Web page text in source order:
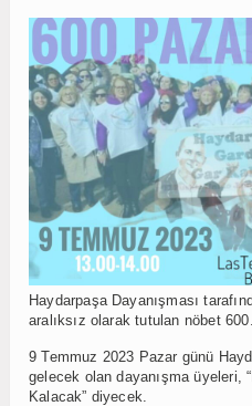
Haydarpaşa Dayanışması
aralıksız olarak tutulan nöbet
9 Temmuz 2023 Pazar günü
gelecek olan dayanışma üyeleri,
Kalacak” diyecek.